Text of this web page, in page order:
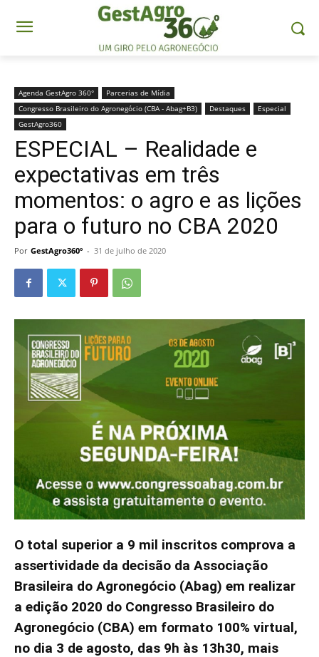
Agenda GestAgro 360°
Parcerias de Mídia
Congresso Brasileiro do Agronegócio (CBA - Abag+B3)
Destaques
Especial
GestAgro360
ESPECIAL – Realidade e
expectativas em três
momentos: o agro e as lições
para o futuro no CBA 2020
Por GestAgro360º - 31 de julho de 2020
O total superior a 9 mil inscritos comprova a
assertividade da decisão da Associação
Brasileira do Agronegócio (Abag) em realizar
a edição 2020 do Congresso Brasileiro do
Agronegócio (CBA) em formato 100% virtual,
no dia 3 de agosto, das 9h às 13h30, mais